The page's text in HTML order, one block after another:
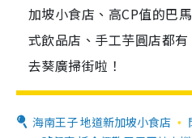
加坡小食店、高CP值的巴
式飲品店、手工芋圓店都
去葵廣掃街啦！
海南王子 地道新加坡小食店